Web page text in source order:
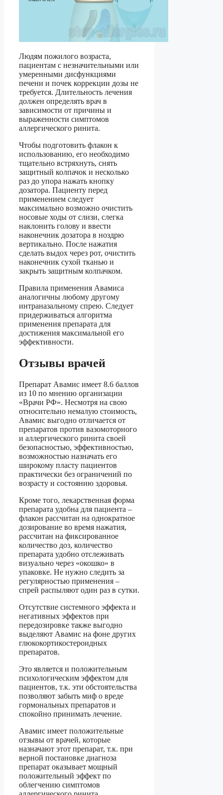
Людям пожилого возраста,
пациентам с незначительными или
умеренными дисфункциями
печени и почек коррекции дозы не
требуется. Длительность лечения
должен определять врач в
зависимости от причины и
выраженности симптомов
аллергического ринита.
Чтобы подготовить флакон к
использованию, его необходимо
тщательно встряхнуть, снять
защитный колпачок и несколько
раз до упора нажать кнопку
дозатора. Пациенту перед
применением следует
максимально возможно очистить
носовые ходы от слизи, слегка
наклонить голову и ввести
наконечник дозатора в ноздрю
вертикально. После нажатия
сделать выдох через рот, очистить
наконечник сухой тканью и
закрыть защитным колпачком.
Правила применения Авамиса
аналогичны любому другому
интраназальному спрею. Следует
придерживаться алгоритма
применения препарата для
достижения максимальной его
эффективности.
Отзывы врачей
Препарат Авамис имеет 8.6 баллов
из 10 по мнению организации
«Врачи РФ». Несмотря на свою
относительно немалую стоимость,
Авамис выгодно отличается от
препаратов против вазомоторного
и аллергического ринита своей
безопасностью, эффективностью,
возможностью назначать его
широкому пласту пациентов
практически без ограничений по
возрасту и состоянию здоровья.
Кроме того, лекарственная форма
препарата удобна для пациента –
флакон рассчитан на однократное
дозирование во время нажатия,
рассчитан на фиксированное
количество доз, количество
препарата удобно отслеживать
визуально через «окошко» в
упаковке. Не нужно следить за
регулярностью применения –
спрей распыляют один раз в сутки.
Отсутствие системного эффекта и
негативных эффектов при
передозировке также выгодно
выделяют Авамис на фоне других
глюкокортикостероидных
препаратов.
Это является и положительным
психологическим эффектом для
пациентов, т.к. эти обстоятельства
позволяют забыть миф о вреде
гормональных препаратов и
спокойно принимать лечение.
Авамис имеет положительные
отзывы от врачей, которые
назначают этот препарат, т.к. при
верной постановке диагноза
препарат оказывает мощный
положительный эффект по
облегчению симптомов